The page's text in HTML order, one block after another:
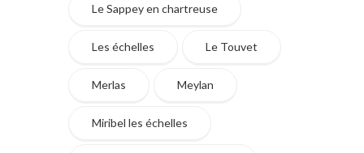
Le Sappey en chartreuse
Les échelles Le Touvet
Merlas Meylan
Miribel les échelles